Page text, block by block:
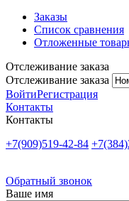
Заказы
Список сравнения
Отложенные
Отслеживание заказа
Отслеживание заказа
ВойтиРегистрация
Контакты
Контакты
+7(909)519-42-84
Обратный звонок
Ваше имя